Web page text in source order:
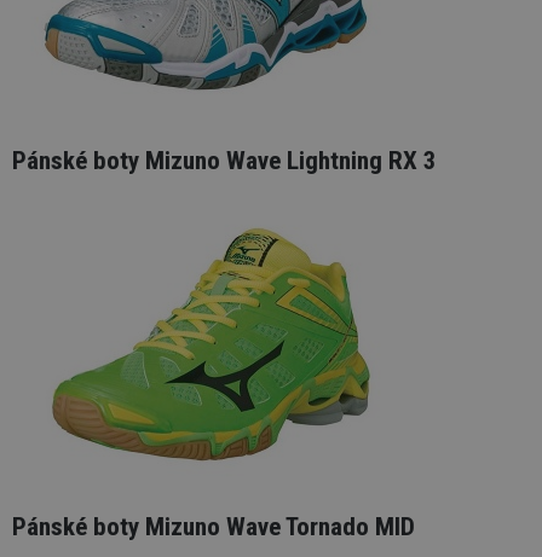
Pánské boty Mizuno Wave Lightning RX 3
Pánské boty Mizuno Wave Tornado MID